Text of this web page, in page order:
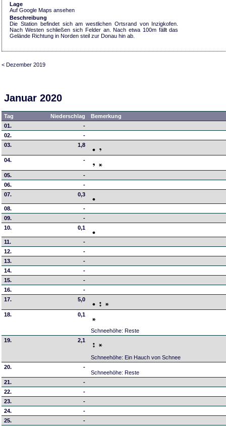
Lage
Auf Google Maps ansehen
Beschreibung
Die Station befindet sich am westlichen Ortsrand von Inzigkofen.
Nach Westen schließen sich Felder an. Nach etwa 100m fällt das
Gelände Richtung in Norden steil zur Donau hin ab.
< Dezember 2019
Januar 2020
Tag Niederschlag
Bemerkung
01.
-
02.
-
03.
1,8
04. -
05.
-
06.
-
07.
0,3
08.
-
09.
-
10.
0,1
11.
-
12.
-
13.
-
14.
-
15.
-
16.
-
17.
5,0
18. 0,1
Schneehöhe: Reste
19.
2,1
Schneehöhe: Ein Hauch von Schnee
20.
-
Schneehöhe: Reste
21.
-
22.
-
23.
-
24.
-
25.
-